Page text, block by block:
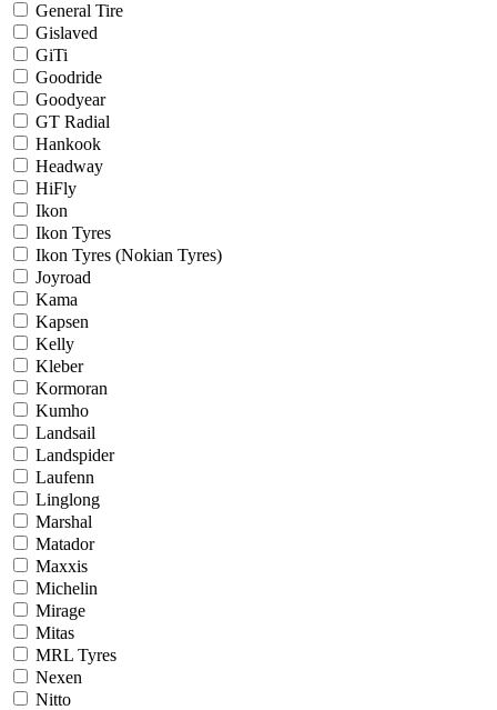
General Tire
Gislaved
GiTi
Goodride
Goodyear
GT Radial
Hankook
Headway
HiFly
Ikon
Ikon Tyres
Ikon Tyres (Nokian Tyres)
Joyroad
Kama
Kapsen
Kelly
Kleber
Kormoran
Kumho
Landsail
Landspider
Laufenn
Linglong
Marshal
Matador
Maxxis
Michelin
Mirage
Mitas
MRL Tyres
Nexen
Nitto